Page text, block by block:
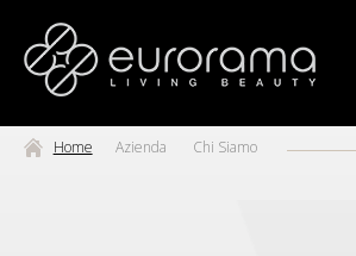
Home Azienda Chi Siamo